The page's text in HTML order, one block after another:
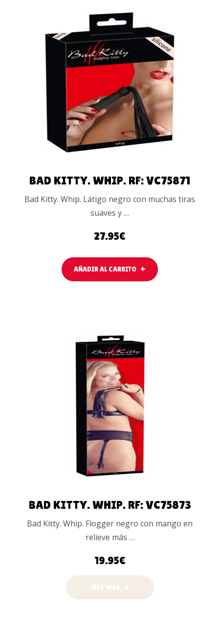
CARRITO
BAD KITTY. WHIP. RF: VC75871
Bad Kitty. Whip. Látigo negro con muchas tiras
suaves y …
27.95€
AÑADIR AL CARRITO
LEER MÁS
BAD KITTY. WHIP. RF: VC75873
Bad Kitty. Whip. Flogger negro con mango en
relieve más …
19.95€
LEER MÁS